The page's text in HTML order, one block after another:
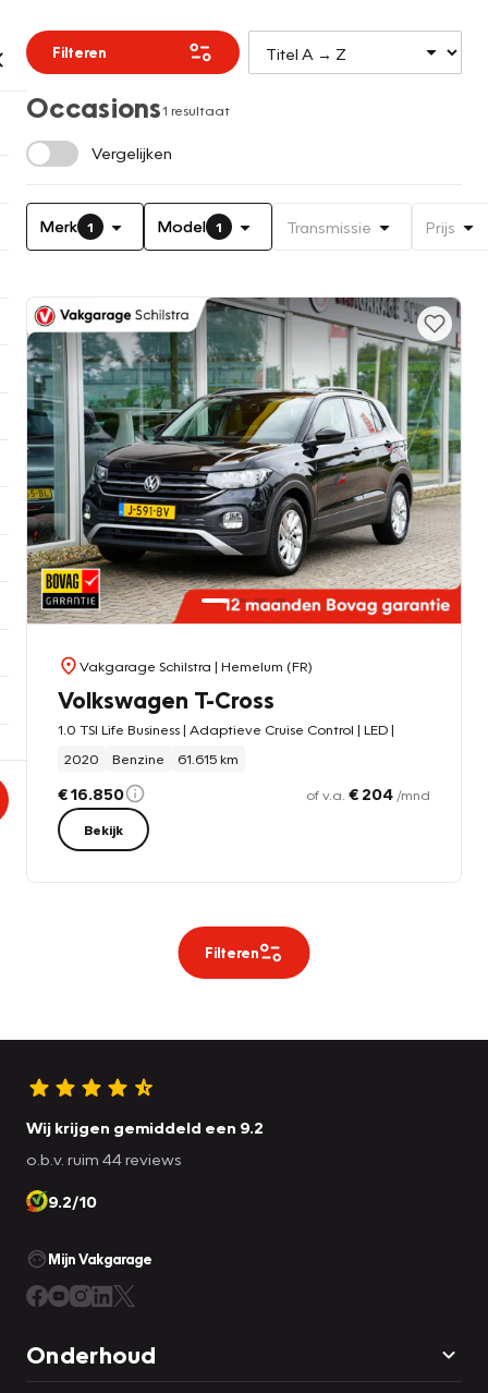
Filteren
Occasions1 resultaat
Vergelijken
Merk 1 Model 1 Transmissie Prijs
Vakgarage Schilstra | Hemelum (FR)
Volkswagen T-Cross
1.0 TSI Life Business | Adaptieve Cruise Control | LED |
2020
Benzine 61.615 km
€ 16.850 of v.a. € 204 /mnd
Bekijk
Filteren
Wij krijgen gemiddeld een 9.2
o.b.v. ruim 44 reviews
9.2/10
Mijn Vakgarage
Onderhoud